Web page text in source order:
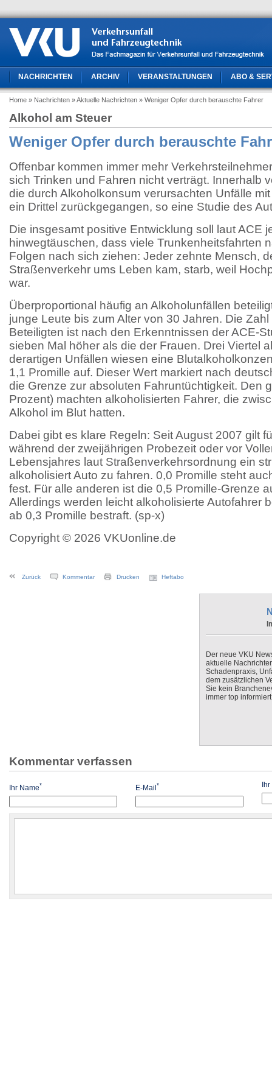
NACHRICHTEN ARCHIV VERANSTALTUNGEN ABO &
Home » Nachrichten » Aktuelle Nachrichten » Weniger Opfer durch berauschte Fahrer
Alkohol am Steuer
Weniger Opfer durch berauschte
Offenbar kommen immer mehr
sich Trinken und Fahren nicht verträgt. Innerhalb
die durch Alkoholkonsum verursachten Unfälle
ein Drittel zurückgegangen, so eine Studie des
Die insgesamt positive Entwicklung soll laut ACE
hinwegtäuschen, dass viele Trunkenheitsfahrten
Folgen nach sich ziehen: Jeder zehnte Mensch,
Straßenverkehr ums Leben kam, starb, weil
war.
Überproportional häufig an Alkoholunfällen
junge Leute bis zum Alter von 30 Jahren. Die
Beteiligten ist nach den Erkenntnissen der ACE-
sieben Mal höher als die der Frauen. Drei Viertel
derartigen Unfällen wiesen eine
1,1 Promille auf. Dieser Wert markiert nach
die Grenze zur absoluten Fahruntüchtigkeit. Den
Prozent) machten alkoholisierten Fahrer, die
Alkohol im Blut hatten.
Dabei gibt es klare Regeln: Seit August 2007 gilt
während der zweijährigen Probezeit oder vor
Lebensjahres laut Straßenverkehrsordnung ein
alkoholisiert Auto zu fahren. 0,0 Promille steht
fest. Für alle anderen ist die 0,5 Promille-Grenze
Allerdings werden leicht alkoholisierte Autofahrer
ab 0,3 Promille bestraft. (sp-x)
Copyright © 2026 VKUonline.de
Zurück Kommentar Drucken Heftabo
Der neue VKU
aktuelle
Schadenpraxis,
dem zusätzlichen
Sie kein
immer top
Kommentar verfassen
Ihr Name* E-Mail *